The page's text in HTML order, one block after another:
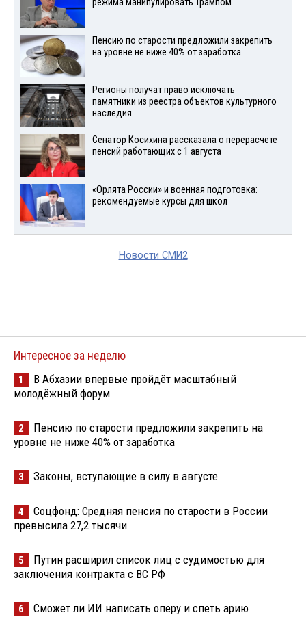
Пенсию по старости предложили закрепить
на уровне не ниже 40% от заработка
Регионы получат право исключать
памятники из реестра объектов культурного
наследия
Сенатор Косихина рассказала о перерасчете
пенсий работающих с 1 августа
«Орлята России» и военная подготовка:
рекомендуемые курсы для школ
Новости СМИ2
Интересное за неделю
1
В Абхазии впервые пройдёт масштабный
молодёжный форум
2
Пенсию по старости предложили закрепить на
уровне не ниже 40% от заработка
3 Законы, вступающие в силу в августе
4
Соцфонд: Средняя пенсия по старости в России
превысила 27,2 тысячи
5
Путин расширил список лиц с судимостью для
заключения контракта с ВС РФ
6 Сможет ли ИИ написать оперу и спеть арию